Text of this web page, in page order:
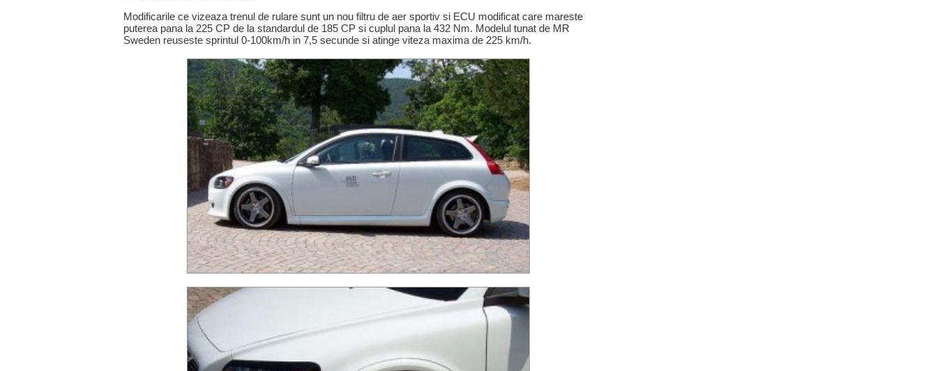
Modificarile ce vizeaza trenul de rulare sunt un nou filtru de aer sportiv si ECU modificat care mareste
puterea pana la 225 CP de la standardul de 185 CP si cuplul pana la 432 Nm. Modelul tunat de MR
Sweden reuseste sprintul 0-100km/h in 7,5 secunde si atinge viteza maxima de 225 km/h.